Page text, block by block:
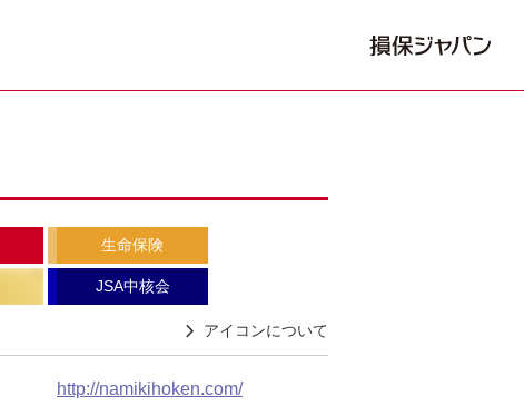
生命保険
JSA中核会
アイコンについて
http://namikihoken.com/